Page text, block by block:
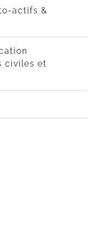
actifs &
civiles et